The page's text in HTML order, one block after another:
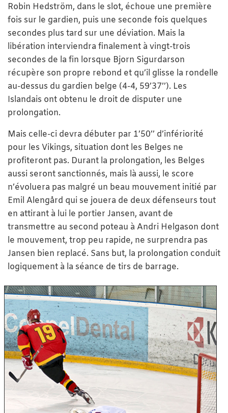
Robin Hedström, dans le slot, échoue une première
fois sur le gardien, puis une seconde fois quelques
secondes plus tard sur une déviation. Mais la
libération interviendra finalement à vingt-trois
secondes de la fin lorsque Bjorn Sigurdarson
récupère son propre rebond et qu’il glisse la rondelle
au-dessus du gardien belge (4-4, 59’37’’). Les
Islandais ont obtenu le droit de disputer une
prolongation.
Mais celle-ci devra débuter par 1’50’’ d’infériorité
pour les Vikings, situation dont les Belges ne
profiteront pas. Durant la prolongation, les Belges
aussi seront sanctionnés, mais là aussi, le score
n’évoluera pas malgré un beau mouvement initié par
Emil Alengård qui se jouera de deux défenseurs tout
en attirant à lui le portier Jansen, avant de
transmettre au second poteau à Andri Helgason dont
le mouvement, trop peu rapide, ne surprendra pas
Jansen bien replacé. Sans but, la prolongation conduit
logiquement à la séance de tirs de barrage.